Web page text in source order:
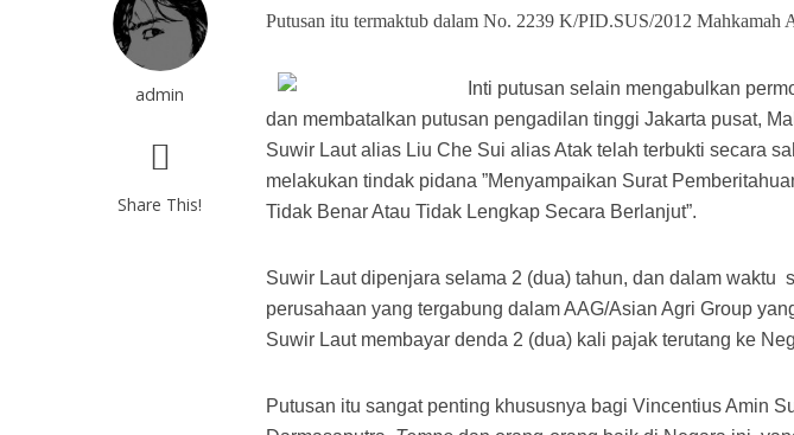
Tugas Mulia untuk Bupati Siak Terpilih, Menghentikan
admin
Share This!
Putusan itu termaktub dalam No. 2239 K/PID.SUS/2012 Mahkamah
Inti putusan selain mengabulkan
dan membatalkan putusan pengadilan tinggi Jakarta pusat,
Suwir Laut alias Liu Che Sui alias Atak telah terbukti secara
melakukan tindak pidana ”Menyampaikan Surat
Tidak Benar Atau Tidak Lengkap Secara Berlanjut”.
Suwir Laut dipenjara selama 2 (dua) tahun, dan dalam waktu
perusahaan yang tergabung dalam AAG/Asian Agri Group
Suwir Laut membayar denda 2 (dua) kali pajak terutang ke
Putusan itu sangat penting khususnya bagi Vincentius Amin